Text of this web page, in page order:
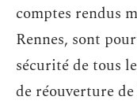
comptes rendus
Rennes, sont
sécurité de tous
de réouverture